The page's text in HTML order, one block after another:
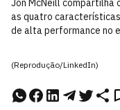
Jon McNeill compartilha
as quatro
de alta performance no
(Reprodução/LinkedIn)